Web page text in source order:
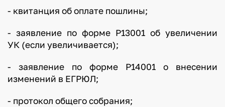
- квитанция об оплате пошлины;
- заявление по форме Р13001 об увеличении
УК (если увеличивается);
- заявление по форме Р14001 о внесении
изменений в ЕГРЮЛ;
- протокол общего собрания;